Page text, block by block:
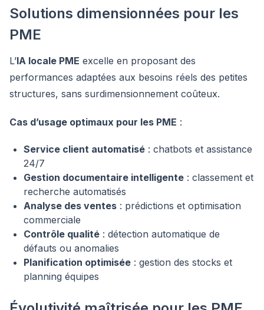
Solutions dimensionnées pour les
PME
L’IA locale PME excelle en proposant des
performances adaptées aux besoins réels des petites
structures, sans surdimensionnement coûteux.
Cas d’usage optimaux pour les PME :
Service client automatisé : chatbots et assistance
24/7
Gestion documentaire intelligente : classement et
recherche automatisés
Analyse des ventes : prédictions et optimisation
commerciale
Contrôle qualité : détection automatique de
défauts ou anomalies
Planification optimisée : gestion des stocks et
planning équipes